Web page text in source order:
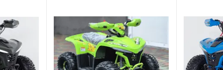
электроквадроцикла